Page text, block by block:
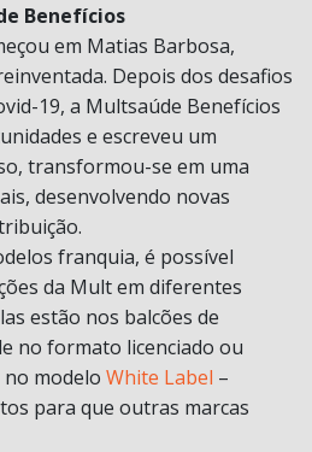
Benefícios
em Matias Barbosa,
Depois dos desafios
19, a Multsaúde Benefícios
e escreveu um
transformou-se em uma
desenvolvendo novas
franquia, é possível
da Mult em diferentes
estão nos balcões de
no formato licenciado ou
modelo White Label –
para que outras marcas